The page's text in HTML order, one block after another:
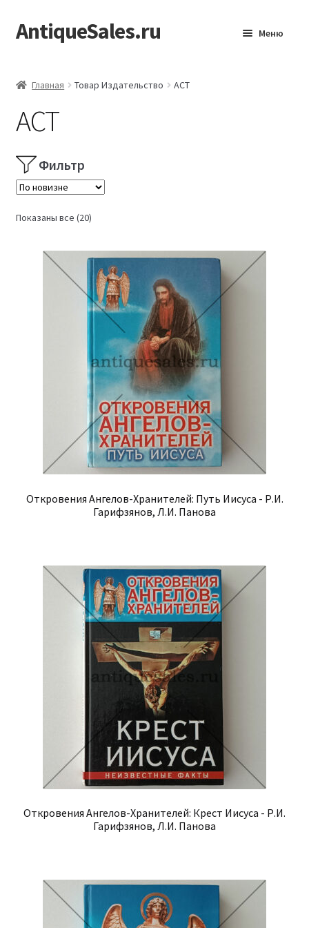
Перейти
к
Перейти
к
AntiqueSales.ru Меню
Главная Товар Издательство АСТ
АСТ
Фильтр
Показаны все (20)Сортировка:
Откровения Ангелов-Хранителей: Путь Иисуса - Р.И.
Гарифзянов, Л.И. Панова
Откровения Ангелов-Хранителей: Крест Иисуса - Р.И.
Гарифзянов, Л.И. Панова